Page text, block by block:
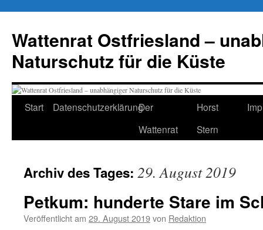
springen
Wattenrat Ostfriesland –
Naturschutz für die Küste
Start DatenschutzerklärungDer
Wattenrat
Horst
Stern
Archiv des Tages: 29. August 2019
Petkum: hunderte Stare im
Veröffentlicht am 29. August 2019von Redaktion